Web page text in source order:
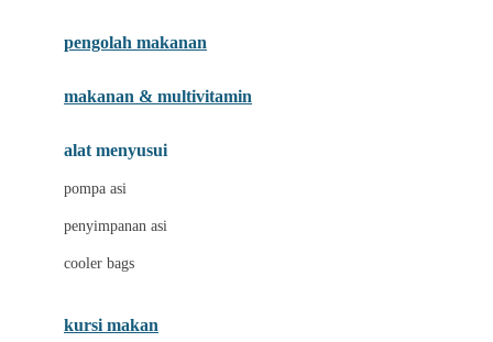
Joolz
Leclerc
pengolah makanan
makanan & multivitamin
alat menyusui
pompa asi
penyimpanan asi
cooler bags
kursi makan